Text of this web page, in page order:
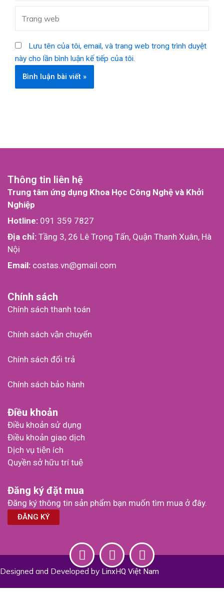
web
Lưu tên của tôi, email, và trang web trong trình duyệt
này cho lần bình luận kế tiếp của tôi.
Thông tin liên hệ
Trung tâm ứng dụng Khoa Học Công Nghệ và Khởi
Nghiệp
Hotline: 091 359 7827
Địa chỉ: Tầng 3, 26 Lê Trọng Tấn, Quận Thanh Xuân, Hà
Nội
Email: costas.vn@gmail.com
Chính sách
Chính sách thanh toán
Chính sách vận chuyển
Chính sách đổi trả
Chính sách bảo hành
Điều khoản
Điều khoản sử dụng
Điều khoản giao dịch
Dịch vụ tiện ích
Quyền sở hữu trí tuệ
Đăng ký đặt mua
Đăng ký thông tin sản phẩm bạn muốn tìm mua ở đây.
ĐĂNG KÝ
L
i
n
Y
o
u
I
n
s
Designed and Developed by LinxHQ Việt Nam